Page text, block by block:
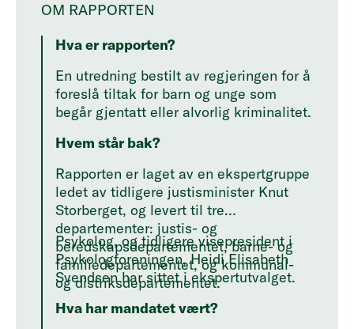
OM RAPPORTEN
Hva er rapporten?
En utredning bestilt av regjeringen for å
foreslå tiltak for barn og unge som
begår gjentatt eller alvorlig kriminalitet.
Hvem står bak?
Rapporten er laget av en ekspertgruppe
ledet av tidligere justisminister Knut
Storberget, og levert til tre
departementer: justis- og
beredskapsdepartementet, barne- og
familiedepartementet, og kommunal-
og distriksdepartementet.
Psykolog, og tidligere visepresident i
Psykologforeningen, Heidi Elisabeth
Svendsen har sittet i ekspertutvalget.
Hva har mandatet vært?